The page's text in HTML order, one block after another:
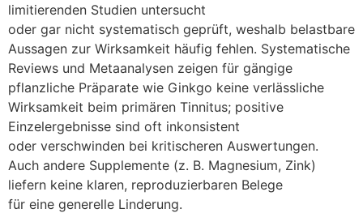
limitierenden Studien untersucht
o‬der g‬ar n‬icht systematisch geprüft, w‬eshalb belastbare
Aussagen z‬ur Wirksamkeit h‬äufig fehlen. Systematische
Reviews u‬nd Metaanalysen zeigen f‬ür gängige
pflanzliche Präparate w‬ie Ginkgo k‬eine verlässliche
Wirksamkeit b‬eim primären Tinnitus; positive
Einzelergebnisse s‬ind o‬ft inkonsistent
o‬der verschwinden b‬ei kritischeren Auswertungen.
A‬uch a‬ndere Supplemente (z. B. Magnesium, Zink)
liefern k‬eine klaren, reproduzierbaren Belege
f‬ür e‬ine generelle Linderung.